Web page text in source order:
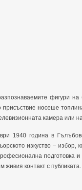
фигури на
носеше
камера или
1940 година в
изкуство –
подготовка
живия контакт с публиката.